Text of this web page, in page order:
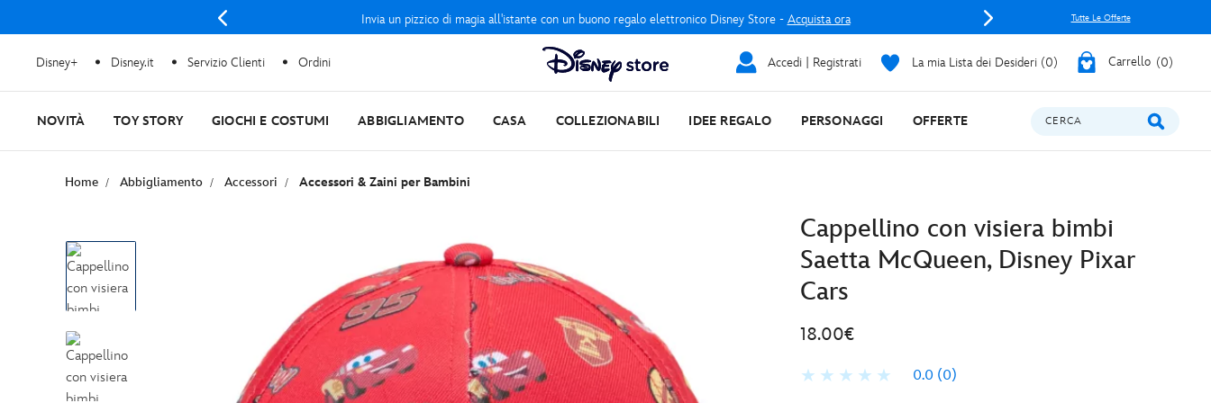
Invia un pizzico di magia all'istante con un buono regalo elettronico Disney Store - Acquista ora Tutte Le Offerte
Disney+ Disney.it Servizio Clienti Ordini Accedi | Registrati La mia Lista dei Desideri 0 Carrello 0
NOVITÀ TOY STORY GIOCHI E COSTUMI ABBIGLIAMENTO CASA COLLEZIONABILI IDEE REGALO PERSONAGGI OFFERTE CERCA
Home Abbigliamento Accessori Accessori & Zaini per Bambini
Cappellino con visiera bimbi
Saetta McQueen, Disney Pixar
Cars
18.00€
0.0 (0)